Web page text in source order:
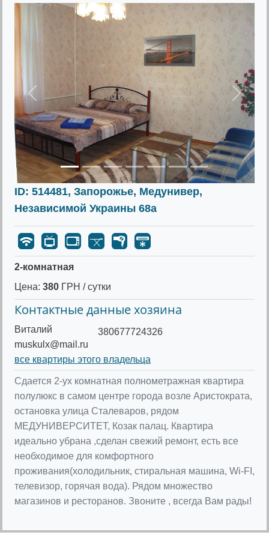
Предыдущее
ID: 514481, Запорожье, Медунивер,
Независимой Украины 68а
2-комнатная
Цена: 380 ГРН / сутки
Контактные данные хозяина
Виталий
muskulx@mail.ru
380677724326
все квартиры этого владельца
Сдается 2-ух комнатная полнометражная квартира
полулюкс в самом центре города возле Аристократа,
остановка улица Сталеваров, рядом
МЕДУНИВЕРСИТЕТ, Козак палац. Квартира
идеально убрана ,сделан свежий ремонт, есть все
необходимое для комфортного
проживания(холодильник, стиральная машина, Wi-FI,
телевизор, горячая вода). Рядом множество
магазинов и ресторанов. Звоните , всегда Вам рады!